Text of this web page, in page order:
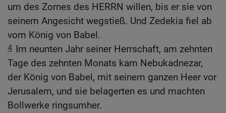
um des Zornes des HERRN willen, bis er sie von
seinem Angesicht wegstieß. Und Zedekia fiel ab
vom König von Babel.
4 Im neunten Jahr seiner Herrschaft, am zehnten
Tage des zehnten Monats kam Nebukadnezar,
der König von Babel, mit seinem ganzen Heer vor
Jerusalem, und sie belagerten es und machten
Bollwerke ringsumher.